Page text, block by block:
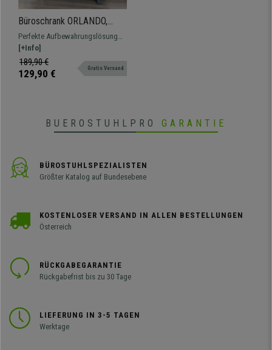
Büroschrank ORLANDO,
offene Regalböden und
Schubladen, 96x105x30 cm,
Holz, Farbe Blau/ Grau
Perfekte Aufbewahrungslösung
für Gegenstände und Dokumente
im Büro oder zu Hause. Modernes
Design und hochwertige
[+Info]
189,90 €
129,90 € Gratis Versand
BUEROSTUHLPRO GARANTIE
BÜROSTUHLSPEZIALISTEN
Größter Katalog auf Bundesebene
KOSTENLOSER VERSAND IN ALLEN BESTELLUNGEN
Österreich
RÜCKGABEGARANTIE
Rückgabefrist bis zu 30 Tage
LIEFERUNG IN 3-5 TAGEN
Werktage